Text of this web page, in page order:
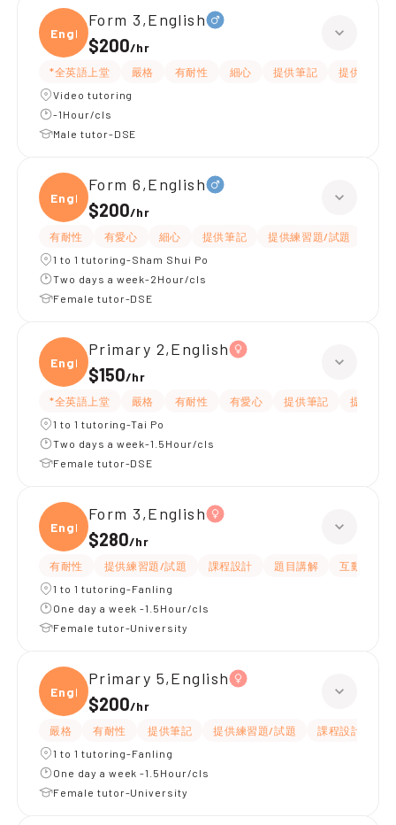
Engli
Form 3,English
$200/hr
*全英語上堂 嚴格 有耐性 細心 提供筆記
提供練習
Video tutoring
-1Hour/cls
Male tutor-DSE
Engli
Form 6,English
$200/hr
有耐性 有愛心 細心 提供筆記 提供練習題/試題
1 to 1 tutoring-Sham Shui Po
Two days a week-2Hour/cls
Female tutor-DSE
Engli
Primary 2,English
$150/hr
*全英語上堂 嚴格 有耐性 有愛心 提供筆記
提供練
1 to 1 tutoring-Tai Po
Two days a week-1.5Hour/cls
Female tutor-DSE
Engli
Form 3,English
$280/hr
有耐性 提供練習題/試題 課程設計 題目講解
互動教學
1 to 1 tutoring-Fanling
One day a week -1.5Hour/cls
Female tutor-University
Engli
Primary 5,English
$200/hr
嚴格 有耐性 提供筆記 提供練習題/試題 課程設計
1 to 1 tutoring-Fanling
One day a week -1.5Hour/cls
Female tutor-University